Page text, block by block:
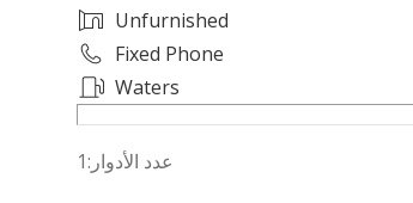
Unfurnished
Fixed Phone
Waters